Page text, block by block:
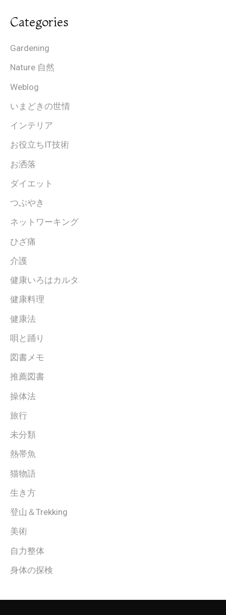
Categories
Gardening
Nature 自然
Weblog
いまどきの世情
インテリア
お役立ちIT技術
お洒落
ダイエット
つぶやき
ネットワーキング
ひざ痛
介護
健康いろはカルタ
健康料理
健康法
唄と踊り
図書メモ
推薦図書
操体法
旅行
未分類
熱帯魚
猫物語
生き方
登山＆Trekking
美術
自力整体
身体の探検